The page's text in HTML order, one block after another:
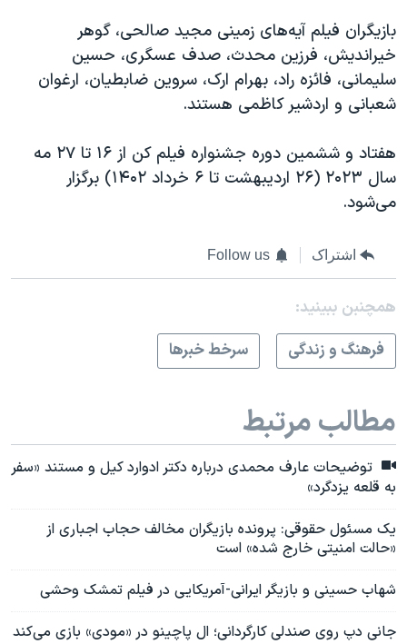
بازیگران فیلم آیه‌های زمینی مجید صالحی، گوهر
خیراندیش، فرزین محدث، صدف عسگری، حسین
سلیمانی، فائزه راد، بهرام ارک، سروین ضابطیان، ارغوان
شعبانی و اردشیر کاظمی هستند.
هفتاد و ششمین دوره جشنواره فیلم کن از ۱۶ تا ۲۷ مه
سال ۲۰۲۳ (۲۶ اردیبهشت تا ۶ خرداد ۱۴۰۲) برگزار
می‌شود.
اشتراک Follow us
همچنبن ببینید:
فرهنگ و زندگی
سرخط خبرها
مطالب مرتبط
توضیحات عارف محمدی درباره دکتر ادوارد کیل و مستند «سفر
به قلعه یزدگرد»
یک مسئول حقوقی: پرونده‌ بازیگران مخالف حجاب اجباری از
«حالت امنیتی خارج شده» است
شهاب حسینی و بازیگر ایرانی-آمریکایی در فیلم تمشک وحشی
جانی دپ روی صندلی کارگردانی؛ ال پاچینو در «مودی» بازی می‌کند